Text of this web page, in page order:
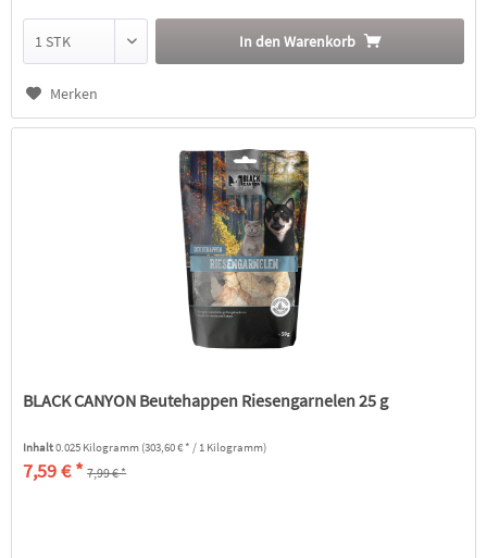
In den Warenkorb
Merken
BLACK CANYON Beutehappen Riesengarnelen 25 g
Inhalt0.025 Kilogramm (303,60 € * / 1 Kilogramm)
7,59 € * 7,99 € *